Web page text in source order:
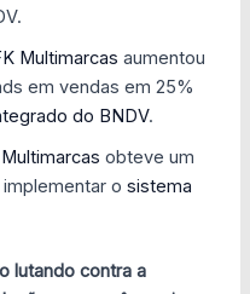
Multimarcas aumentou
em vendas em 25%
do BNDV.
obteve um
implementar osistema
lutando contra a